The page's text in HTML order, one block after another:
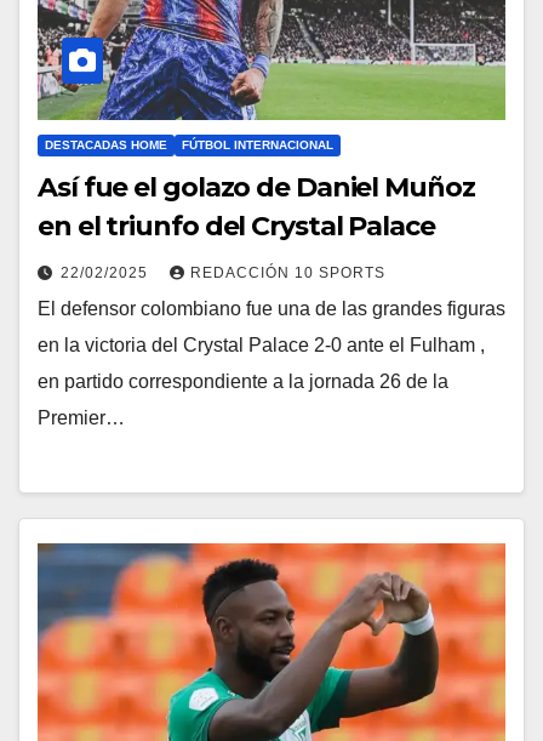
DESTACADAS HOME FÚTBOL INTERNACIONAL
Así fue el golazo de Daniel Muñoz
en el triunfo del Crystal Palace
22/02/2025 REDACCIÓN 10 SPORTS
El defensor colombiano fue una de las grandes figuras
en la victoria del Crystal Palace 2-0 ante el Fulham ,
en partido correspondiente a la jornada 26 de la
Premier…